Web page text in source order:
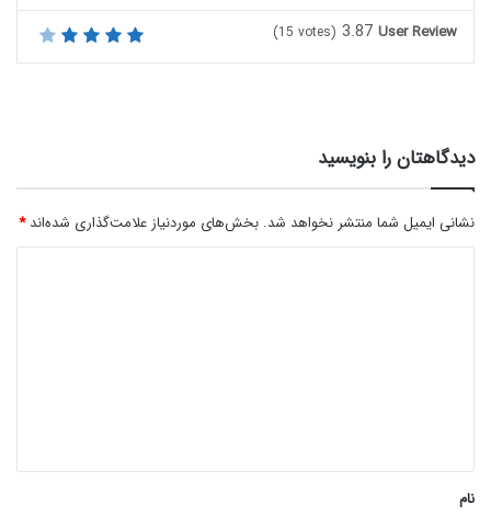
User Review
3.87
(15 votes)
دیدگاهتان را بنویسید
نشانی ایمیل شما منتشر نخواهد شد. بخش‌های موردنیاز علامت‌گذاری شده‌اند*
نام